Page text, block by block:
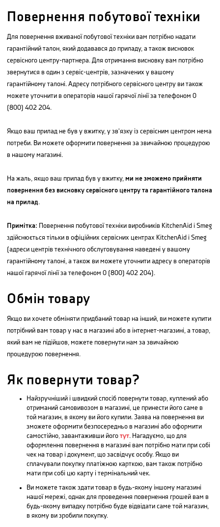
Повернення побутової техніки
Для повернення вживаної побутової техніки вам потрібно надати
гарантійний талон, який додавався до приладу, а також висновок
сервісного центру-партнера. Для отримання висновку вам потрібно
звернутися в один з сервіс-центрів, зазначених у вашому
гарантійному талоні. Адресу потрібного сервісного центру ви також
можете уточнити в операторів нашої гарячої лінії за телефоном 0
(800) 402 204.
Якщо ваш прилад не був у вжитку, у зв'язку із сервісним центром нема
потреби. Ви можете оформити повернення за звичайною процедурою
в нашому магазині.
На жаль, якщо ваш прилад був у вжитку, ми не зможемо прийняти
повернення без висновку сервісного центру та гарантійного талона
на прилад.
Примітка: Повернення побутової техніки виробників KitchenAid і Smeg
здійснюється тільки в офіційних сервісних центрах KitchenAid і Smeg
(адреси центрів технічного обслуговування наведені у вашому
гарантійному талоні, а також ви можете уточнити адресу в операторів
нашої гарячої лінії за телефоном 0 (800) 402 204).
Обмін товару
Якщо ви хочете обміняти придбаний товар на інший, ви можете купити
потрібний вам товар у нас в магазині або в інтернет-магазині, а товар,
який вам не підійшов, можете повернути нам за звичайною
процедурою повернення.
Як повернути товар?
Найзручніший і швидкий спосіб повернути товар, куплений або
отриманий самовивозом в магазині, це принести його саме в
той магазин, в якому ви його купили. Заява на повернення ви
зможете оформити безпосередньо в магазині або оформити
самостійно, завантаживши його тут. Нагадуємо, що для
оформлення повернення в магазині вам потрібно мати при собі
чек на товар і документ, що засвідчує особу. Якщо ви
сплачували покупку платіжною карткою, вам також потрібно
мати при собі цю карту і термінальний чек.
Ви можете також здати товар в будь-якому іншому магазині
нашої мережі, однак для проведення повернення грошей вам в
будь-якому випадку потрібно буде відвідати саме той магазин,
в якому ви зробили покупку.